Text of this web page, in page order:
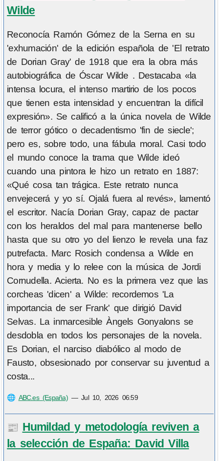
Wilde
Reconocía Ramón Gómez de la Serna en su
'exhumación' de la edición española de 'El retrato
de Dorian Gray' de 1918 que era la obra más
autobiográfica de Óscar Wilde . Destacaba «la
intensa locura, el intenso martirio de los pocos
que tienen esta intensidad y encuentran la difícil
expresión». Se calificó a la única novela de Wilde
de terror gótico o decadentismo 'fin de siecle';
pero es, sobre todo, una fábula moral. Casi todo
el mundo conoce la trama que Wilde ideó
cuando una pintora le hizo un retrato en 1887:
«Qué cosa tan trágica. Este retrato nunca
envejecerá y yo sí. Ojalá fuera al revés», lamentó
el escritor. Nacía Dorian Gray, capaz de pactar
con los heraldos del mal para mantenerse bello
hasta que su otro yo del lienzo le revela una faz
putrefacta. Marc Rosich condensa a Wilde en
hora y media y lo relee con la música de Jordi
Cornudella. Acierta. No es la primera vez que las
corcheas 'dicen' a Wilde: recordemos 'La
importancia de ser Frank' que dirigió David
Selvas. La inmarcesible Àngels Gonyalons se
desdobla en todos los personajes de la novela.
Es Dorian, el narciso diabólico al modo de
Fausto, obsesionado por conservar su juventud a
costa...
🌐 ABC.es (España)—Jul 10, 2026 06:59
📰 Humildad y metodología reviven a
la selección de España: David Villa